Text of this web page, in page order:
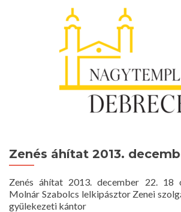
Zenés áhítat 2013.
Zenés áhítat 2013. december 22. 18
Molnár Szabolcs lelkipásztor Zenei
gyülekezeti kántor